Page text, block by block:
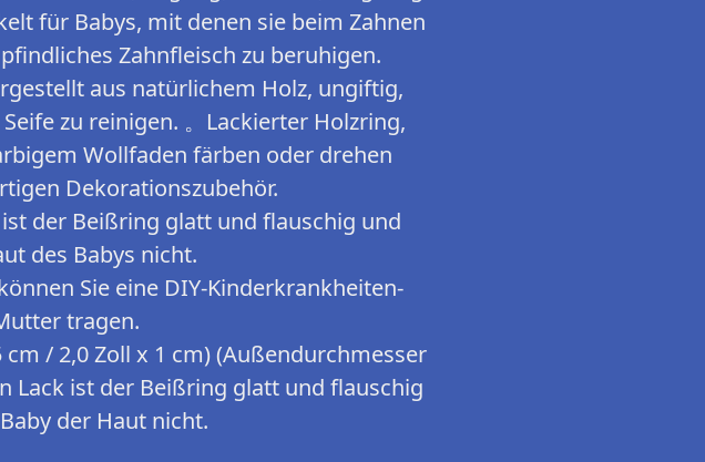
für Babys, mit denen sie beim Zahnen
Zahnfleisch zu beruhigen.
aus natürlichem Holz, ungiftig,
zu reinigen. 。Lackierter Holzring,
Wollfaden färben oder drehen
Dekorationszubehör.
der Beißring glatt und flauschig und
des Babys nicht.
Sie eine DIY-Kinderkrankheiten-
tragen.
cm / 2,0 Zoll x 1 cm) (Außendurchmesser
Lack ist der Beißring glatt und flauschig
der Haut nicht.